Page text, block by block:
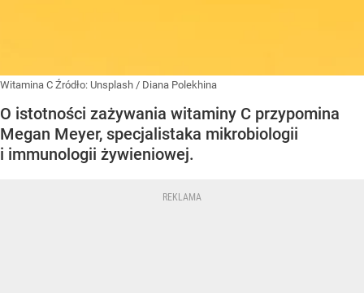
Witamina C Źródło: Unsplash / Diana Polekhina
O istotności zażywania witaminy C przypomina
Megan Meyer, specjalistaka mikrobiologii
i immunologii żywieniowej.